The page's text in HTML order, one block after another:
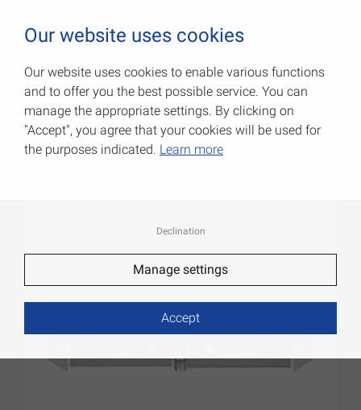
Карточные петли, узкие
Артикул: 000506100Z
Our website uses cookies
Our website uses cookies to enable various functions
and to offer you the best possible service. You can
manage the appropriate settings. By clicking on
"Accept", you agree that your cookies will be used for
the purposes indicated. Learn more
Declination
Manage settings
Accept